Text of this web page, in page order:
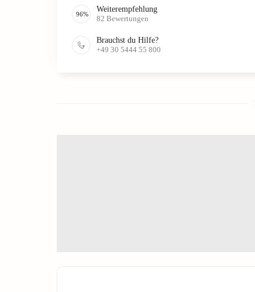
96%
Weiterempfehlung
82 Bewertungen
Brauchst du Hilfe?
+49 30 5444 55 800